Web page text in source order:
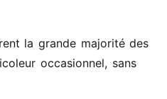
la grande majorité des
occasionnel, sans